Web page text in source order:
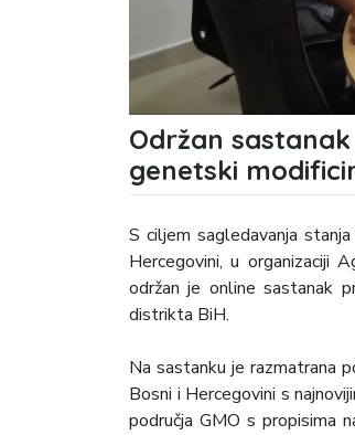
Održan
genetski
S ciljem sagledavanja
Hercegovini, u organizaciji
održan je online sastanak
distrikta BiH.
Na sastanku je razmatrana
Bosni i Hercegovini s
područja GMO s propisima